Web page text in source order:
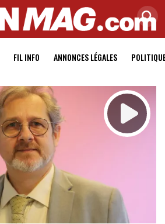
FIL INFO ANNONCES LÉGALES